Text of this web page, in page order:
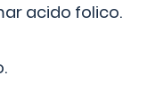
acido folico.